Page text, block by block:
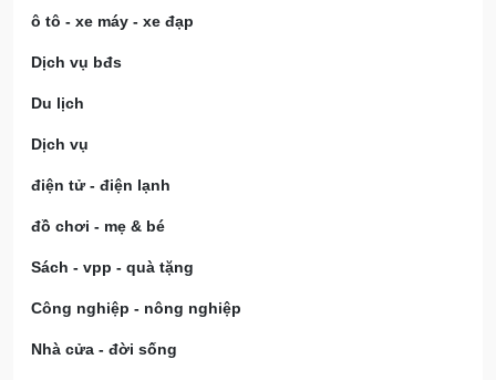
ô tô - xe máy - xe đạp
Dịch vụ bđs
Du lịch
Dịch vụ
điện tử - điện lạnh
đồ chơi - mẹ & bé
Sách - vpp - quà tặng
Công nghiệp - nông nghiệp
Nhà cửa - đời sống